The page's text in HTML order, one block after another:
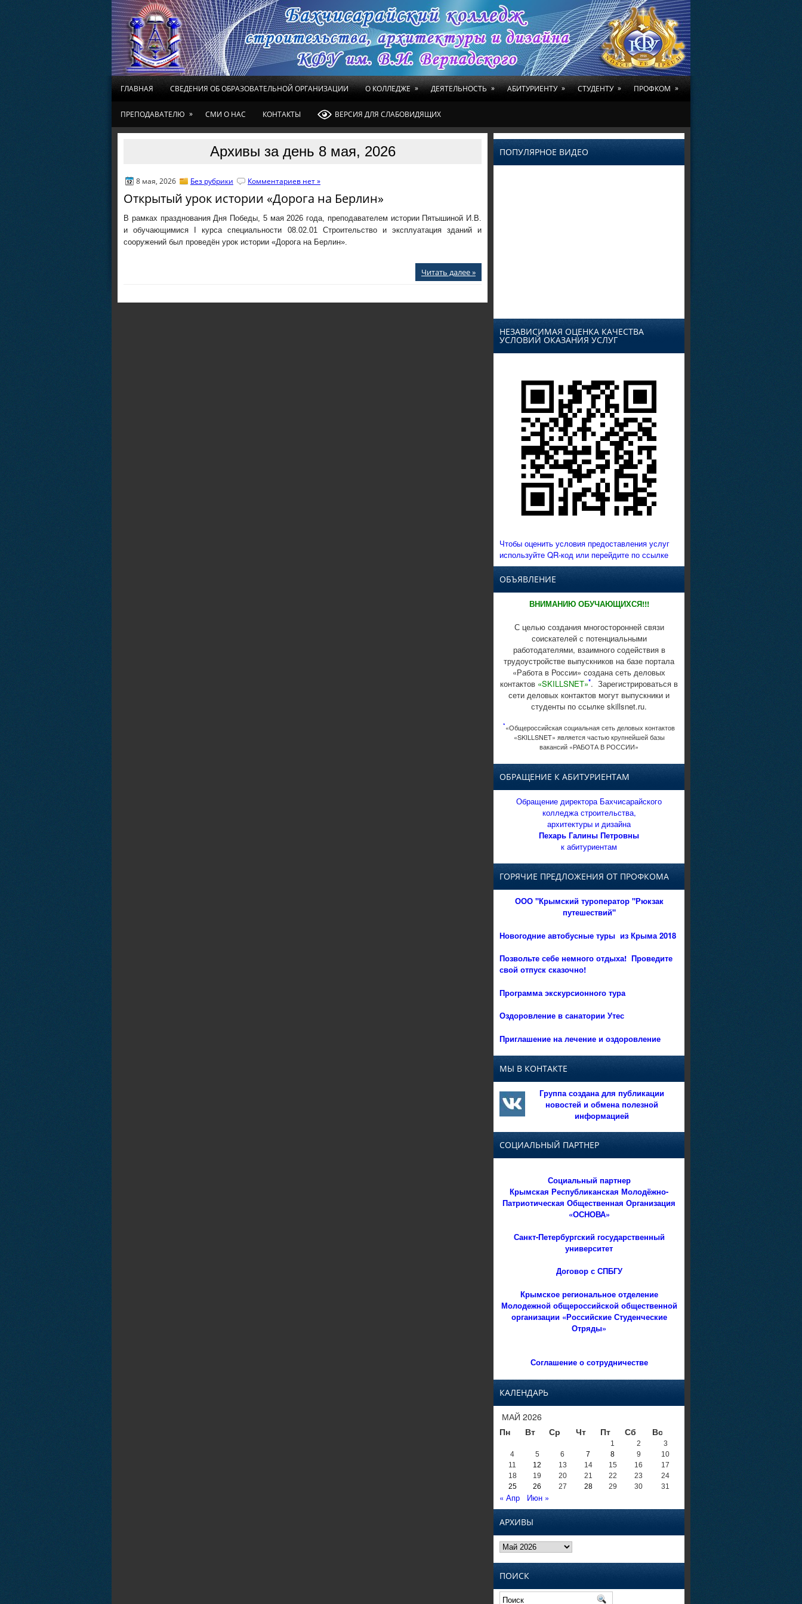
ГЛАВНАЯ СВЕДЕНИЯ ОБ ОБРАЗОВАТЕЛЬНОЙ ОРГАНИЗАЦИИ О КОЛЛЕДЖЕ » ДЕЯТЕЛЬНОСТЬ » АБИТУРИЕНТУ » СТУДЕНТУ » ПРОФКОМ »
ПРЕПОДАВАТЕЛЮ » СМИ О НАС КОНТАКТЫ ВЕРСИЯ ДЛЯ СЛАБОВИДЯЩИХ
Архивы за день 8 мая, 2026
8 мая, 2026 Без рубрики Комментариев нет »
Открытый урок истории «Дорога на Берлин»
В рамках празднования Дня Победы, 5 мая 2026 года, преподавателем истории Пятышиной И.В.
и обучающимися І курса специальности 08.02.01 Строительство и эксплуатация зданий и
сооружений был проведён урок истории «Дорога на Берлин».
Читать далее »
ПОПУЛЯРНОЕ ВИДЕО
НЕЗАВИСИМАЯ ОЦЕНКА КАЧЕСТВА
УСЛОВИЙ ОКАЗАНИЯ УСЛУГ
Чтобы оценить условия предоставления услуг
используйте QR-код или перейдите по ссылке
ОБЪЯВЛЕНИЕ
ВНИМАНИЮ ОБУЧАЮЩИХСЯ!!!
С целью создания многосторонней связи
соискателей с потенциальными
работодателями, взаимного содействия в
трудоустройстве выпускников на базе портала
«Работа в России» создана сеть деловых
контактов «SKILLSNET»*. Зарегистрироваться в
сети деловых контактов могут выпускники и
студенты по ссылке skillsnet.ru.
*«Общероссийская социальная сеть деловых контактов
«SKILLSNET» является частью крупнейшей базы
вакансий «РАБОТА В РОССИИ»
ОБРАЩЕНИЕ К АБИТУРИЕНТАМ
Обращение директора Бахчисарайского
колледжа строительства,
архитектуры и дизайна
Пехарь Галины Петровны
к абитуриентам
ГОРЯЧИЕ ПРЕДЛОЖЕНИЯ ОТ ПРОФКОМА
ООО "Крымский туроператор "Рюкзак
путешествий"
Новогодние автобусные туры из Крыма 2018
Позвольте себе немного отдыха! Проведите
свой отпуск сказочно!
Программа экскурсионного тура
Оздоровление в санатории Утес
Приглашение на лечение и оздоровление
МЫ В КОНТАКТЕ
Группа создана для публикации
новостей и обмена полезной
информацией
СОЦИАЛЬНЫЙ ПАРТНЕР
Социальный партнер
Крымская Республиканская Молодёжно-
Патриотическая Общественная Организация
«ОСНОВА»
Санкт-Петербургский государственный
университет
Договор с СПБГУ
Крымское региональное отделение
Молодежной общероссийской общественной
организации «Российские Студенческие
Отряды»
Соглашение о сотрудничестве
КАЛЕНДАРЬ
МАЙ 2026
Пн
Вт Ср Чт Пт Сб Вс
1 2
3
4
5 6 7 8 9
10
11
12 13 14 15 16
17
18
19 20 21 22 23
24
25
26 27 28 29 30 31
« Апр Июн »
АРХИВЫ
Архивы
ПОИСК